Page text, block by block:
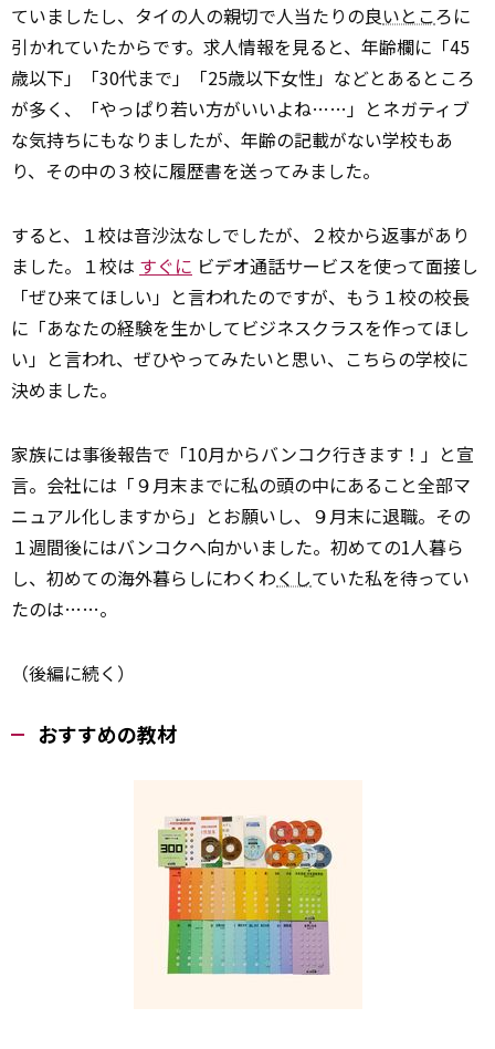
ていましたし、タイの人の親切で人当たりの良いところに
引かれていたからです。求人情報を見ると、年齢欄に「45
歳以下」「30代まで」「25歳以下女性」などとあるところ
が多く、「やっぱり若い方がいいよね……」とネガティブ
な気持ちにもなりましたが、年齢の記載がない学校もあ
り、その中の３校に履歴書を送ってみました。
すると、１校は音沙汰なしでしたが、２校から返事があり
ました。１校は すぐに ビデオ通話サービスを使って面接し
「ぜひ来てほしい」と言われたのですが、もう１校の校長
に「あなたの経験を生かしてビジネスクラスを作ってほし
い」と言われ、ぜひやってみたいと思い、こちらの学校に
決めました。
家族には事後報告で「10月からバンコク行きます！」と宣
言。会社には「９月末までに私の頭の中にあること全部マ
ニュアル化しますから」とお願いし、９月末に退職。その
１週間後にはバンコクへ向かいました。初めての1人暮ら
し、初めての海外暮らしにわくわくしていた私を待ってい
たのは……。
（後編に続く）
おすすめの教材